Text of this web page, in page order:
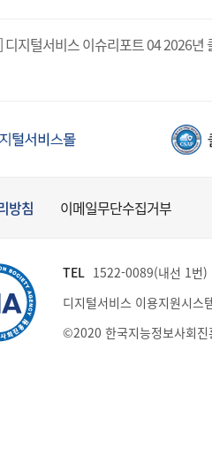
방침 이메일무단수집거부
TEL 1522-0089(내선 1번
디지털서비스 이용지원시스
©2020 한국지능정보사회진